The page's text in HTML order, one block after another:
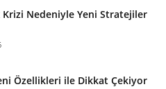
Krizi Nedeniyle Yeni Stratejiler
Özellikleri ile Dikkat Çekiyor